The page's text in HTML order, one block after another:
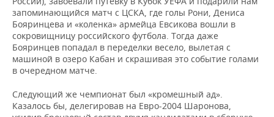
запоминающийся матч с ЦСКА, где голы Рони, Дениса
Бояринцева и «коленка» армейца Евсикова вошли в
сокровищницу российского футбола. Тогда даже
Бояринцев попадал в переделки весело, вылетая с
машиной в озеро Кабан и скрашивая это событие голами
в очередном матче.
Следующий же чемпионат был «кромешный ад».
Казалось бы, делегировав на Евро-2004 Шаронова,